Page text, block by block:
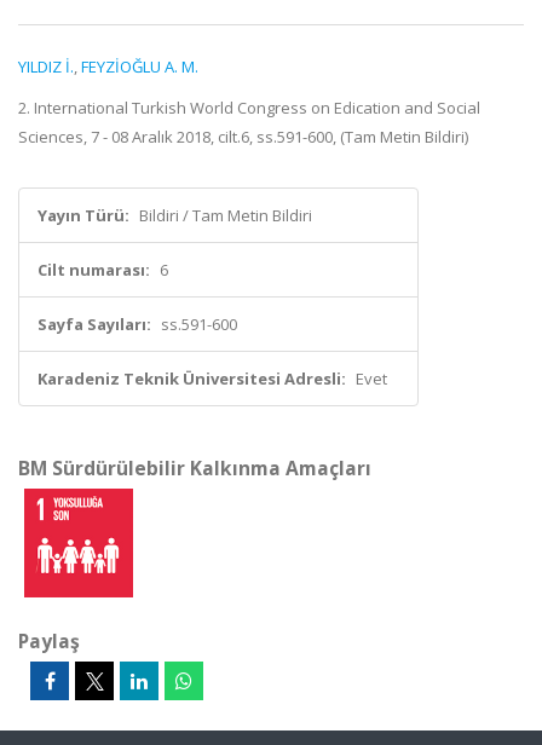
YILDIZ İ.,FEYZİOĞLU A. M.
2. International Turkish World Congress on Edication and Social
Sciences, 7 - 08 Aralık 2018, cilt.6, ss.591-600, (Tam Metin Bildiri)
Yayın Türü: Bildiri / Tam Metin Bildiri
Cilt numarası: 6
Sayfa Sayıları: ss.591-600
Karadeniz Teknik Üniversitesi Adresli: Evet
BM Sürdürülebilir Kalkınma Amaçları
Paylaş